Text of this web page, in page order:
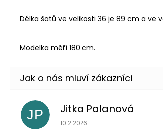
Délka šatů ve velikosti 36 je 89 cm a ve
Modelka měří 180 cm.
JP Jitka Palanová
Hodnocení obchodu je 5 z 5
10.2.2026